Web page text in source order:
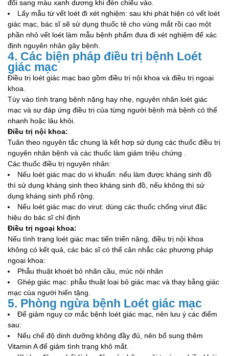
đổi sang màu xanh dương khi đèn chiếu vào.
Lấy mẫu từ vết loét đi xét nghiệm: sau khi phát hiện có vết loét
giác mạc, bác sĩ sẽ sử dụng thuốc tê cho vùng mắt rồi cạo một
phần nhỏ vết loét làm mẫu bệnh phẩm đưa đi xét nghiệm để xác
định nguyên nhân gây bệnh.
4. Các biện pháp điều trị bệnh Loét
giác mạc
Điều trị loét giác mạc bao gồm điều trị nội khoa và điều trị ngoại
khoa.
Tùy vào tình trạng bệnh nặng hay nhẹ, nguyên nhân loét giác
mạc và sự đáp ứng điều trị của từng người bệnh mà bệnh có thể
nhanh hoặc lâu khỏi.
Điều trị nội khoa:
Tuân theo nguyên tắc chung là kết hợp sử dụng các thuốc điều trị
nguyên nhân bệnh và các thuốc làm giảm triệu chứng .
Các thuốc điều trị nguyên nhân:
Nếu loét giác mạc do vi khuẩn: nếu làm được kháng sinh đồ
thì sử dụng kháng sinh theo kháng sinh đồ, nếu không thì sử
dụng kháng sinh phổ rộng.
Nếu loét giác mạc do virut: dùng các thuốc chống virut đặc
hiệu do bác sĩ chỉ định
Điều trị ngoại khoa:
Nếu tình trạng loét giác mạc tiến triển nặng, điều trị nội khoa
không có kết quả, các bác sĩ có thể cân nhắc các phương pháp
ngoại khoa:
Phẫu thuật khoét bỏ nhãn cầu, múc nội nhãn
Ghép giác mạc: phẫu thuật loại bỏ giác mạc và thay bằng giác
mạc của người hiến tặng.
5. Phòng ngừa bệnh Loét giác mạc
Để giảm nguy cơ mắc bệnh loét giác mạc, nên lưu ý các điểm
sau:
Nếu chế độ dinh dưỡng không đầy đủ, nên bổ sung thêm
Vitamin A để giảm tình trạng khô mắt.